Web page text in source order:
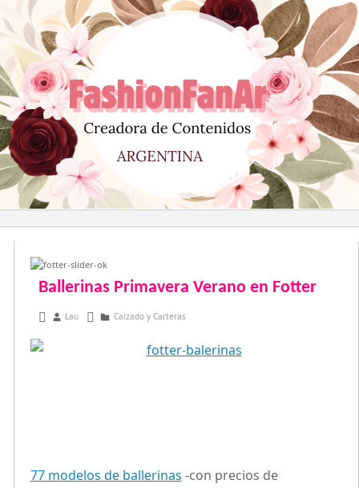
al
contenido
Ballerinas Primavera Verano en Fotter
enero 17, 2013
Lau Calzado y Carteras
77 modelos de ballerinas -con precios de